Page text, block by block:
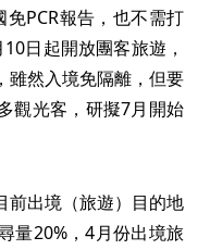
PCR報告，也不需打
日起開放團客旅遊，
雖然入境免隔離，但要
觀光客，研擬7月開始
前出境（旅遊）目的地
量20%，4月份出境旅